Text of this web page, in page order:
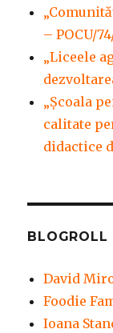
– POCU/
„Liceele
„Școala
calitate
didactice
BLOGROLL
David
Foodie
Ioana